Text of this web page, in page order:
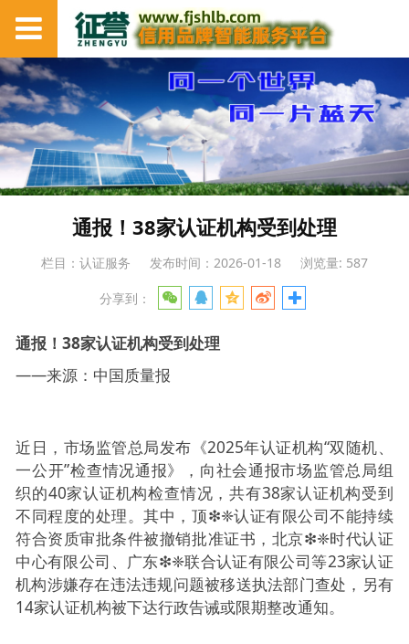
通报！38家认证机构受到处理
栏目：认证服务 发布时间：2026-01-18 浏览量: 587
分享到：
通报！38家认证机构受到处理
——来源：中国质量报
近日，市场监管总局发布《2025年认证机构“双随机、
一公开”检查情况通报》，向社会通报市场监管总局组
织的40家认证机构检查情况，共有38家认证机构受到
不同程度的处理。其中，顶❇❈认证有限公司不能持续
符合资质审批条件被撤销批准证书，北京❇❈时代认证
中心有限公司、广东❇❈联合认证有限公司等23家认证
机构涉嫌存在违法违规问题被移送执法部门查处，另有
14家认证机构被下达行政告诫或限期整改通知。